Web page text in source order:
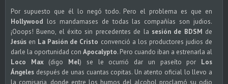
Por supuesto que él lo negó todo. Pero el problema es que en
Hollywood los mandamases de todas las compañías son judios.
¡Ooops! Bueno, el éxito sin precedentes de la sesión de BDSM de
Jesús en La Pasión de Cristo convenció a los productores judios de
darle la oportunidad con Apocalypto. Pero cuando iban a estrenarla al
Loco Max(digo Mel) se le ocurrió dar un paseíto por Los
Ángeles después de unas cuantas copitas. Un atento oficial lo llevo a
la comisaria, donde entre los humos del alcohol proclamó su odio